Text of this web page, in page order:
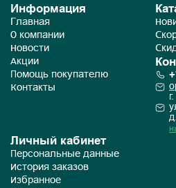
Информация
Главная
О компании
Новости
Акции
Помощь покупателю
Контакты
Личный кабинет
Персональные данные
История заказов
Избранное